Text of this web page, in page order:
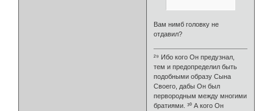
Вам нимб головку не
отдавил?
²⁹ Ибо кого Он предузнал,
тем и предопределил быть
подобными образу Сына
Своего, дабы Он был
первородным между многими
братиями. ³⁰ А кого Он